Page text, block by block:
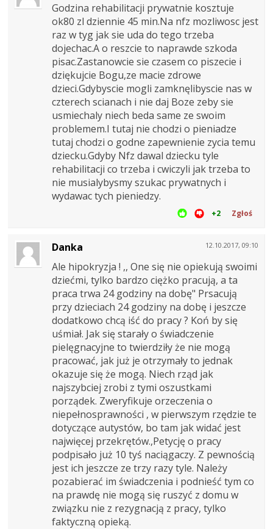
Godzina rehabilitacji prywatnie kosztuje
ok80 zl dziennie 45 min.Na nfz mozliwosc jest
raz w tyg jak sie uda do tego trzeba
dojechac.A o reszcie to naprawde szkoda
pisac.Zastanowcie sie czasem co piszecie i
dziękujcie Bogu,ze macie zdrowe
dzieci.Gdybyscie mogli zamknęlibyscie nas w
czterech scianach i nie daj Boze zeby sie
usmiechaly niech beda same ze swoim
problemem.I tutaj nie chodzi o pieniadze
tutaj chodzi o godne zapewnienie zycia temu
dziecku.Gdyby Nfz dawal dziecku tyle
rehabilitacji co trzeba i cwiczyli jak trzeba to
nie musialybysmy szukac prywatnych i
wydawac tych pieniedzy.
+2 Zgłoś
12.10.2017, 09:10
Danka
Ale hipokryzja ! ,, One się nie opiekują swoimi
dziećmi, tylko bardzo ciężko pracują, a ta
praca trwa 24 godziny na dobę" Prsacują
przy dzieciach 24 godziny na dobę i jeszcze
dodatkowo chcą iść do pracy ? Koń by się
uśmiał. Jak się starały o świadczenie
pielęgnacyjne to twierdziły że nie mogą
pracować, jak już je otrzymały to jednak
okazuje się że mogą. Niech rząd jak
najszybciej zrobi z tymi oszustkami
porządek. Zweryfikuje orzeczenia o
niepełnosprawności , w pierwszym rzędzie te
dotyczące autystów, bo tam jak widać jest
najwięcej przekrętów.,Petycję o pracy
podpisało już 10 tyś naciągaczy. Z pewnością
jest ich jeszcze ze trzy razy tyle. Należy
pozabierać im świadczenia i podnieść tym co
na prawdę nie mogą się ruszyć z domu w
związku nie z rezygnacją z pracy, tylko
faktyczną opieką.